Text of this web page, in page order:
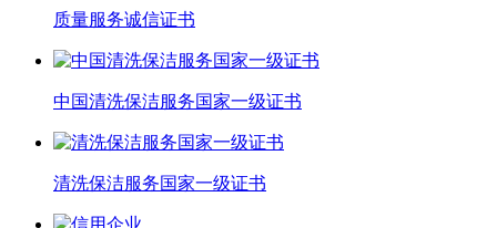
质量服务诚信证书
中国清洗保洁服务国家一级证书
清洗保洁服务国家一级证书